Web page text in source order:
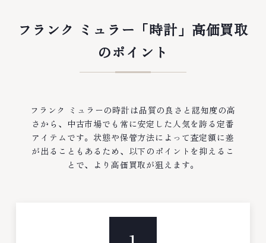
フランク ミュラー「時計」高価買取
のポイント
フランク ミュラーの時計は品質の良さと認知度の高
さから、中古市場でも常に安定した人気を誇る定番
アイテムです。状態や保管方法によって査定額に差
が出ることもあるため、以下のポイントを抑えるこ
とで、より高価買取が狙えます。